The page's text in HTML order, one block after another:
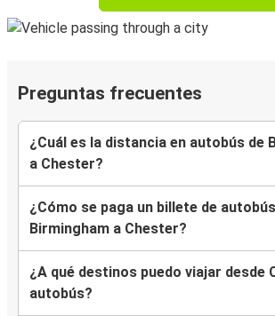
Preguntas frecuentes
¿Cuál es la distancia en autobús de
a Chester?
¿Cómo se paga un billete de
Birmingham a Chester?
¿A qué destinos puedo viajar desde
autobús?